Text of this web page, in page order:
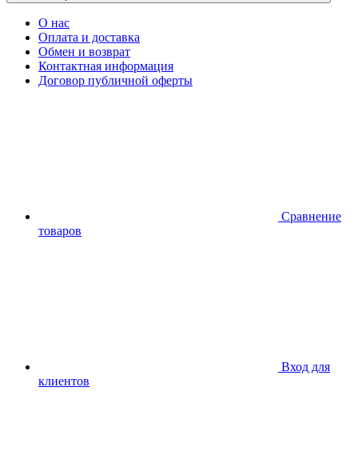
О нас
Оплата и доставка
Обмен и возврат
Контактная информация
Договор публичной оферты
Сравнение
товаров
Вход для
клиентов